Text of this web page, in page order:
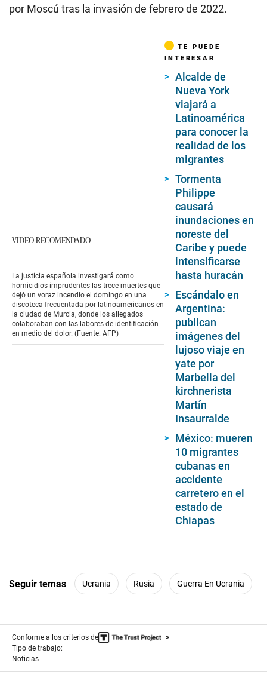
por Moscú tras la invasión de febrero de 2022.
VIDEO RECOMENDADO
La justicia española investigará como
homicidios imprudentes las trece muertes que
dejó un voraz incendio el domingo en una
discoteca frecuentada por latinoamericanos en
la ciudad de Murcia, donde los allegados
colaboraban con las labores de identificación
en medio del dolor. (Fuente: AFP)
TE PUEDE
INTERESAR
Alcalde de
Nueva York
viajará a
Latinoamérica
para conocer la
realidad de los
migrantes
Tormenta
Philippe
causará
inundaciones en
noreste del
Caribe y puede
intensificarse
hasta huracán
Escándalo en
Argentina:
publican
imágenes del
lujoso viaje en
yate por
Marbella del
kirchnerista
Martín
Insaurralde
México: mueren
10 migrantes
cubanas en
accidente
carretero en el
estado de
Chiapas
Seguir temas Ucrania Rusia Guerra En Ucrania
Conforme a los criterios de
Tipo de trabajo:
Noticias